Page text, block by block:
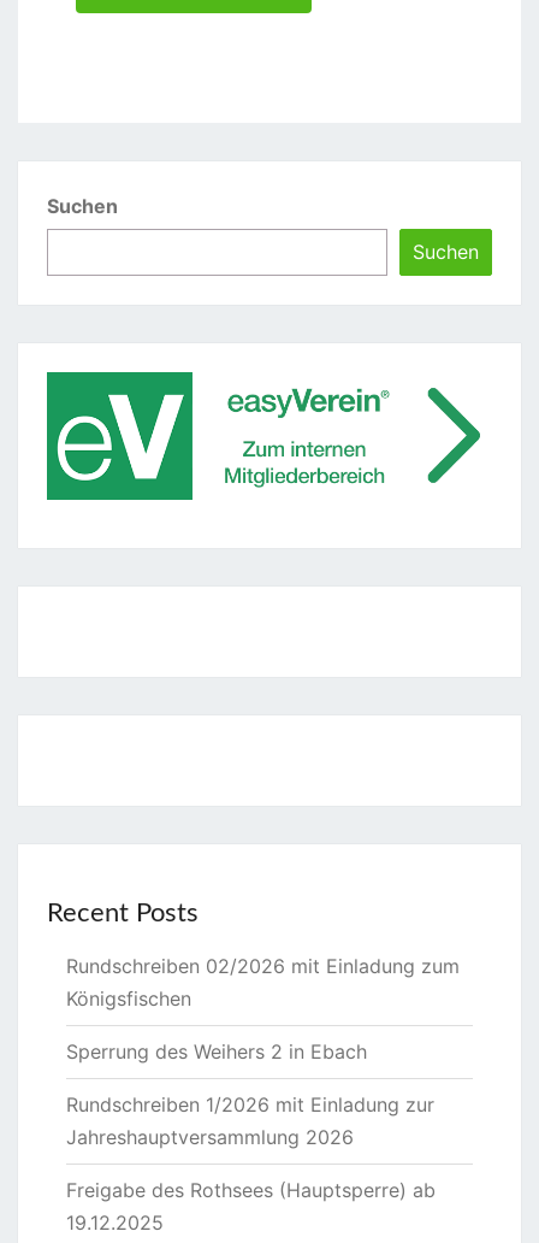
Suchen
Suchen
Recent Posts
Rundschreiben 02/2026 mit Einladung zum
Königsfischen
Sperrung des Weihers 2 in Ebach
Rundschreiben 1/2026 mit Einladung zur
Jahreshauptversammlung 2026
Freigabe des Rothsees (Hauptsperre) ab
19.12.2025